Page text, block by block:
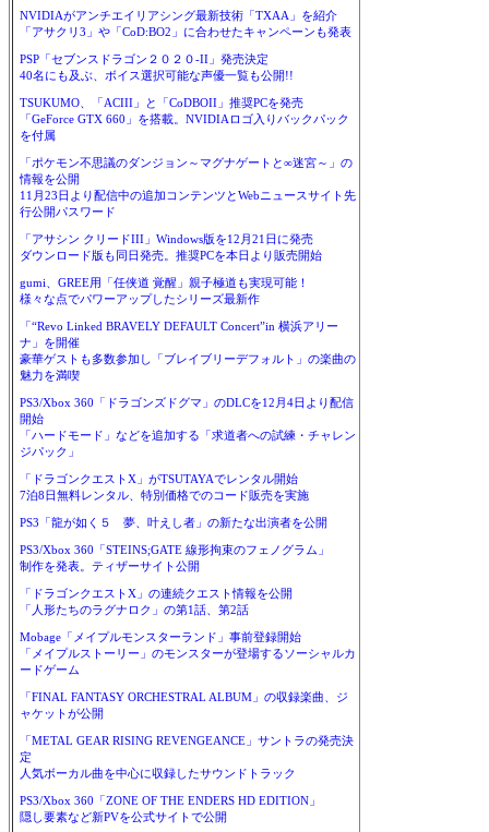
NVIDIAがアンチエイリアシング最新技術「TXAA」を紹介
「アサクリ3」や「CoD:BO2」に合わせたキャンペーンも発表
PSP「セブンスドラゴン２０２０-II」発売決定
40名にも及ぶ、ボイス選択可能な声優一覧も公開!!
TSUKUMO、「ACIII」と「CoDBOII」推奨PCを発売
「GeForce GTX 660」を搭載。NVIDIAロゴ入りバックパック
を付属
「ポケモン不思議のダンジョン～マグナゲートと∞迷宮～」の
情報を公開
11月23日より配信中の追加コンテンツとWebニュースサイト先
行公開パスワード
「アサシン クリードIII」Windows版を12月21日に発売
ダウンロード版も同日発売。推奨PCを本日より販売開始
gumi、GREE用「任侠道 覚醒」親子極道も実現可能！
様々な点でパワーアップしたシリーズ最新作
「“Revo Linked BRAVELY DEFAULT Concert”in 横浜アリー
ナ」を開催
豪華ゲストも多数参加し「ブレイブリーデフォルト」の楽曲の
魅力を満喫
PS3/Xbox 360「ドラゴンズドグマ」のDLCを12月4日より配信
開始
「ハードモード」などを追加する「求道者への試練・チャレン
ジパック」
「ドラゴンクエストX」がTSUTAYAでレンタル開始
7泊8日無料レンタル、特別価格でのコード販売を実施
PS3「龍が如く５ 夢、叶えし者」の新たな出演者を公開
PS3/Xbox 360「STEINS;GATE 線形拘束のフェノグラム」
制作を発表。ティザーサイト公開
「ドラゴンクエストX」の連続クエスト情報を公開
「人形たちのラグナロク」の第1話、第2話
Mobage「メイプルモンスターランド」事前登録開始
「メイプルストーリー」のモンスターが登場するソーシャルカ
ードゲーム
「FINAL FANTASY ORCHESTRAL ALBUM」の収録楽曲、ジ
ャケットが公開
「METAL GEAR RISING REVENGEANCE」サントラの発売決
定
人気ボーカル曲を中心に収録したサウンドトラック
PS3/Xbox 360「ZONE OF THE ENDERS HD EDITION」
隠し要素など新PVを公式サイトで公開